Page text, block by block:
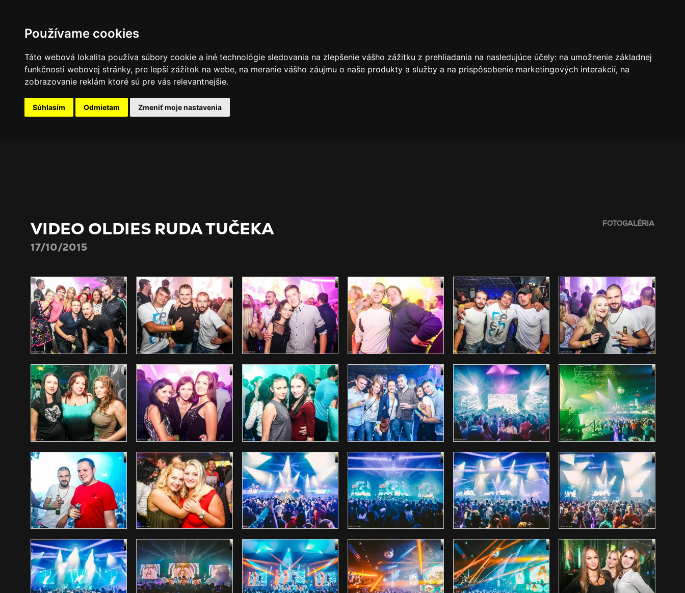
Používame cookies
Táto webová lokalita používa súbory cookie a iné technológie sledovania na zlepšenie vášho zážitku z prehliadania na nasledujúce účely: na umožnenie základnej
funkčnosti webovej stránky, pre lepší zážitok na webe, na meranie vášho záujmu o naše produkty a služby a na prispôsobenie marketingových interakcií, na
zobrazovanie reklám ktoré sú pre vás relevantnejšie.
Súhlasím Odmietam Zmeniť moje nastavenia
VIDEO OLDIES RUDA TUČEKA
17/10/2015
FOTOGALÉRIA